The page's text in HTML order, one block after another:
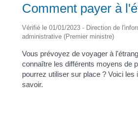
Comment payer à
Vérifié le 01/01/2023 - Direction de
administrative (Premier ministre)
Vous prévoyez de voyager à
connaître les différents moyens de
pourrez utiliser sur place ? Voici les
savoir.